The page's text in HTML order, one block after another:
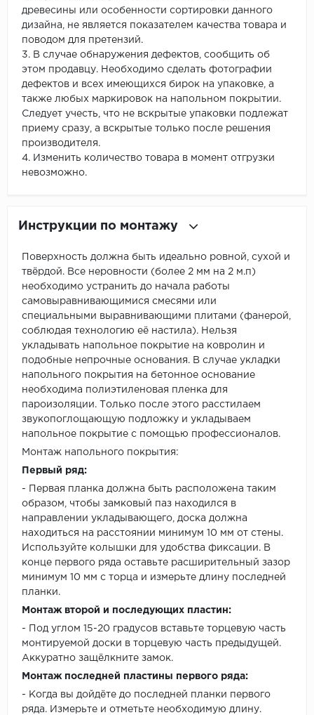
древесины или особенности сортировки данного
дизайна, не является показателем качества товара и
поводом для претензий.
3. В случае обнаружения дефектов, сообщить об
этом продавцу. Необходимо сделать фотографии
дефектов и всех имеющихся бирок на упаковке, а
также любых маркировок на напольном покрытии.
Следует учесть, что не вскрытые упаковки подлежат
приему сразу, а вскрытые только после решения
производителя.
4. Изменить количество товара в момент отгрузки
невозможно.
Инструкции по монтажу
Поверхность должна быть идеально ровной, сухой и
твёрдой. Все неровности (более 2 мм на 2 м.п)
необходимо устранить до начала работы
самовыравнивающимися смесями или
специальными выравнивающими плитами (фанерой,
соблюдая технологию её настила). Нельзя
укладывать напольное покрытие на ковролин и
подобные непрочные основания. В случае укладки
напольного покрытия на бетонное основание
необходима полиэтиленовая пленка для
пароизоляции. Только после этого расстилаем
звукопоглощающую подложку и укладываем
напольное покрытие с помощью профессионалов.
Монтаж напольного покрытия:
Первый ряд:
- Первая планка должна быть расположена таким
образом, чтобы замковый паз находился в
направлении укладывающего, доска должна
находиться на расстоянии минимум 10 мм от стены.
Используйте колышки для удобства фиксации. В
конце первого ряда оставьте расширительный зазор
минимум 10 мм с торца и измерьте длину последней
планки.
Монтаж второй и последующих пластин:
- Под углом 15-20 градусов вставьте торцевую часть
монтируемой доски в торцевую часть предыдущей.
Аккуратно защёлкните замок.
Монтаж последней пластины первого ряда:
- Когда вы дойдёте до последней планки первого
ряда. Измерьте и отметьте необходимую длину.